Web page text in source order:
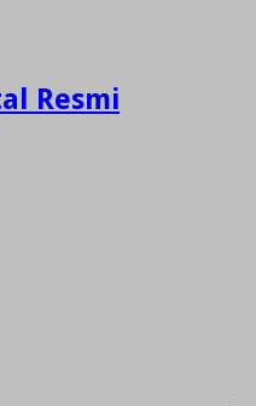
Resmi